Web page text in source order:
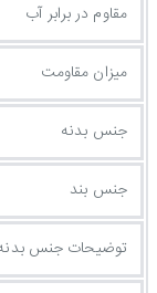
مقاوم در برابر آب
میزان مقاومت
جنس بدنه
جنس بند
توضيحات جنس